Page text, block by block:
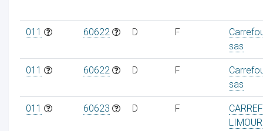
011 60622 D F
sas
011 60622 D F
sas
011 60623 D F